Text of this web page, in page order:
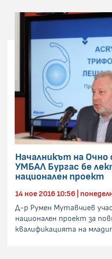
Началникът на Очно
УМБАЛ Бургас бе
национален проект
14 ное 2016 10:56 |
Д-р Румен Мутавчиев
национален проект за
квалификацията на